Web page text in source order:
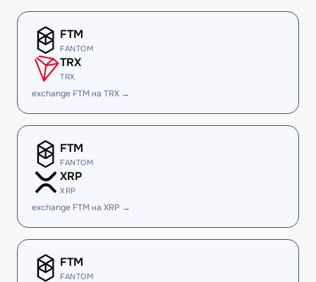
FTM
FANTOM
TRX
TRX
exchange FTM на TRX →
FTM
FANTOM
XRP
XRP
exchange FTM на XRP →
FTM
FANTOM